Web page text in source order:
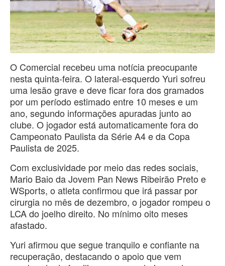
O Comercial recebeu uma notícia preocupante
nesta quinta-feira. O lateral-esquerdo Yuri sofreu
uma lesão grave e deve ficar fora dos gramados
por um período estimado entre 10 meses e um
ano, segundo informações apuradas junto ao
clube. O jogador está automaticamente fora do
Campeonato Paulista da Série A4 e da Copa
Paulista de 2025.
Com exclusividade por meio das redes sociais,
Mario Baio da Jovem Pan News Ribeirão Preto e
WSports, o atleta confirmou que irá passar por
cirurgia no mês de dezembro, o jogador rompeu o
LCA do joelho direito. No mínimo oito meses
afastado.
Yuri afirmou que segue tranquilo e confiante na
recuperação, destacando o apoio que vem